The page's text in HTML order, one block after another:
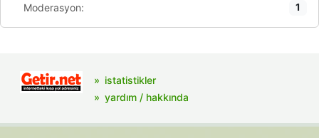
Moderasyon: 1
istatistikler
yardım / hakkında